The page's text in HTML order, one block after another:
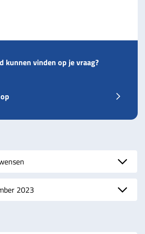
kunnen vinden op je vraag?
2023